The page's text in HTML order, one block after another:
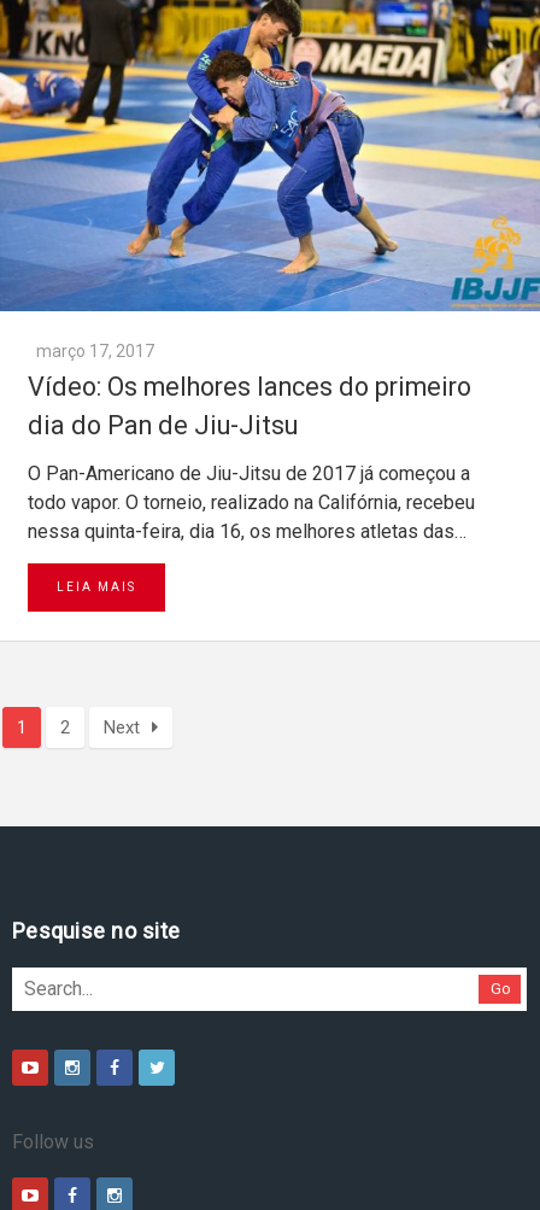
março 17, 2017
Vídeo: Os melhores lances do primeiro
dia do Pan de Jiu-Jitsu
O Pan-Americano de Jiu-Jitsu de 2017 já começou a
todo vapor. O torneio, realizado na Califórnia, recebeu
nessa quinta-feira, dia 16, os melhores atletas das…
LEIA MAIS
1 2 Next
Pesquise no site
Go
Follow us